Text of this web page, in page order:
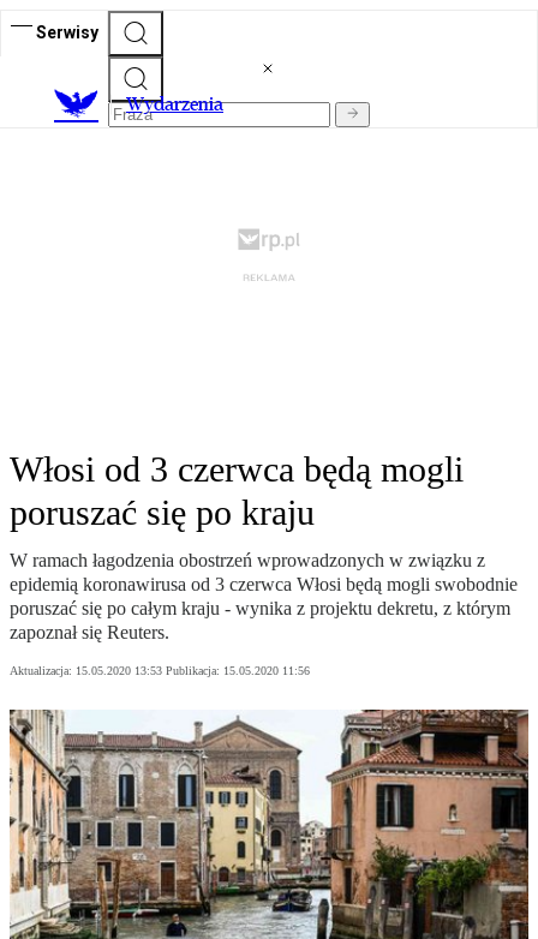
Serwisy
Wydarzenia
Włosi od 3 czerwca będą mogli
poruszać się po kraju
W ramach łagodzenia obostrzeń wprowadzonych w związku z
epidemią koronawirusa od 3 czerwca Włosi będą mogli swobodnie
poruszać się po całym kraju - wynika z projektu dekretu, z którym
zapoznał się Reuters.
Aktualizacja: 15.05.2020 13:53 Publikacja: 15.05.2020 11:56